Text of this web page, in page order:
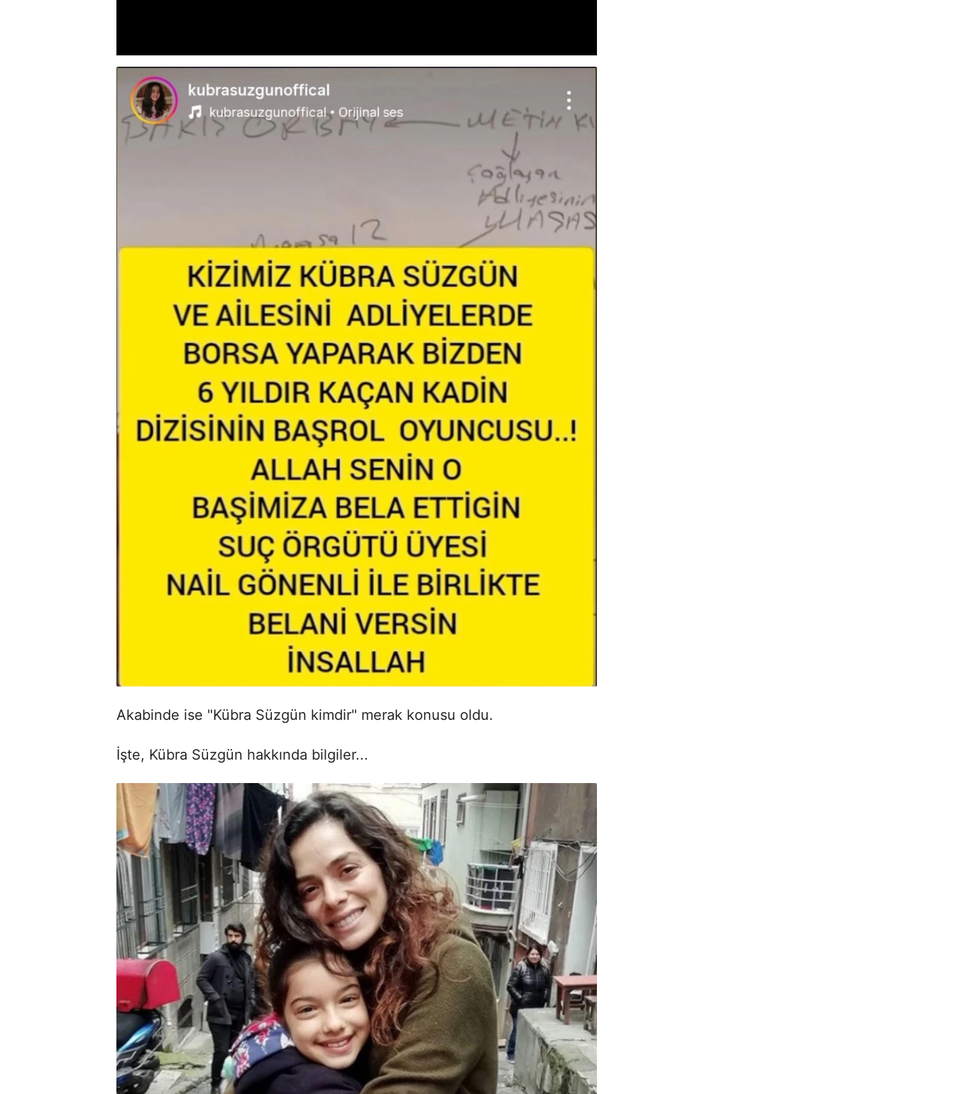
Akabinde ise "Kübra Süzgün kimdir" merak konusu oldu.
İşte, Kübra Süzgün hakkında bilgiler...